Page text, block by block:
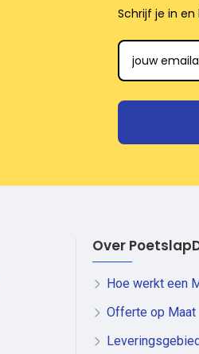
Schrijf je in
Over
Hoe werkt een
Offerte op Maat